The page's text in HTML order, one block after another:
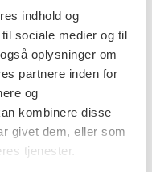
indhold og
sociale medier og til
oplysninger om
partnere inden for
og
kombinere disse
givet dem, eller som
tjenester.
Det
mere stabilt og
fx
og kost,
rolle for
af